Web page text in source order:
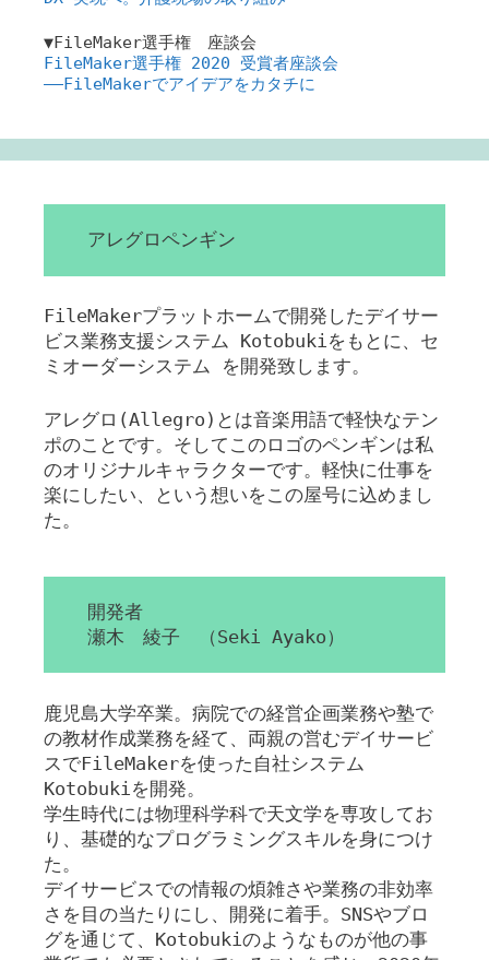
▼FileMaker選手権 座談会
FileMaker選手権 2020 受賞者座談会
――FileMakerでアイデアをカタチに
アレグロペンギン
FileMakerプラットホームで開発したデイサー
ビス業務支援システム Kotobukiをもとに、セ
ミオーダーシステム を開発致します。
アレグロ(Allegro)とは音楽用語で軽快なテン
ポのことです。そしてこのロゴのペンギンは私
のオリジナルキャラクターです。軽快に仕事を
楽にしたい、という想いをこの屋号に込めまし
た。
開発者
瀬木 綾子 （Seki Ayako）
鹿児島大学卒業。病院での経営企画業務や塾で
の教材作成業務を経て、両親の営むデイサービ
スでFileMakerを使った自社システム
Kotobukiを開発。
学生時代には物理科学科で天文学を専攻してお
り、基礎的なプログラミングスキルを身につけ
た。
デイサービスでの情報の煩雑さや業務の非効率
さを目の当たりにし、開発に着手。SNSやブロ
グを通じて、Kotobukiのようなものが他の事